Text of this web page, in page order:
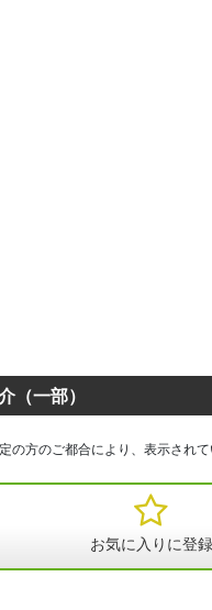
（一部）
の方のご都合により、表示され
お気に入りに登録